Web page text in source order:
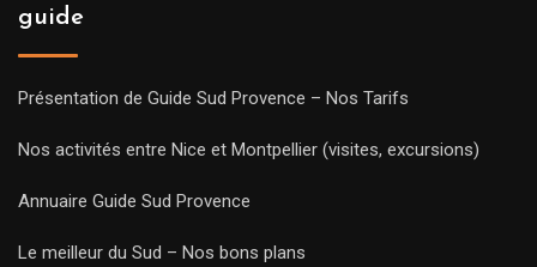
guide
Présentation de Guide Sud Provence – Nos Tarifs
Nos activités entre Nice et Montpellier (visites, excursions)
Annuaire Guide Sud Provence
Le meilleur du Sud – Nos bons plans